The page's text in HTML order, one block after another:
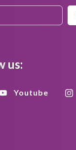
us:
Youtube